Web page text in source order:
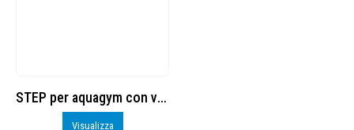
STEP per aquagym con ventose
Visualizza